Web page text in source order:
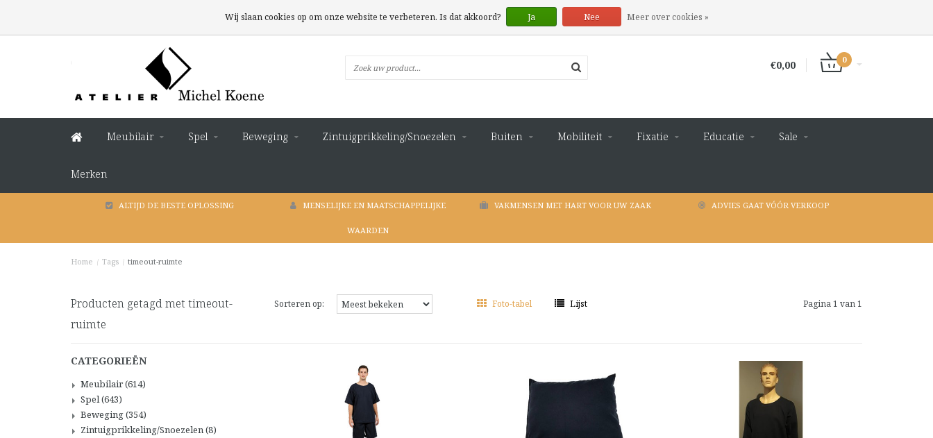
€0,00 0
Meubilair Spel Beweging Zintuigprikkeling/Snoezelen Buiten Mobiliteit Fixatie Educatie Sale
Merken
ALTIJD DE BESTE OPLOSSING MENSELIJKE EN MAATSCHAPPELIJKE
WAARDEN
VAKMENSEN MET HART VOOR UW ZAAK ADVIES GAAT VÓÓR VERKOOP
Home / Tags / timeout-ruimte
Producten getagd met timeout-
ruimte
Sorteren op: Foto-tabel Lijst Pagina 1 van 1
CATEGORIEËN
Meubilair(614)
Spel(643)
Beweging(354)
Zintuigprikkeling/Snoezelen(8)
Wij slaan cookies op om onze website te verbeteren. Is dat akkoord? Ja Nee Meer over cookies »